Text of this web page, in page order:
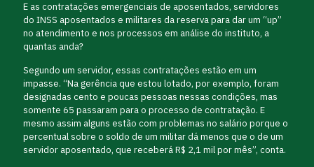
E as contratações emergenciais de aposentados, servidores
do INSS aposentados e militares da reserva para dar um “up”
no atendimento e nos processos em análise do instituto, a
quantas anda?
Segundo um servidor, essas contratações estão em um
impasse. “Na gerência que estou lotado, por exemplo, foram
designadas cento e poucas pessoas nessas condições, mas
somente 65 passaram para o processo de contratação. E
mesmo assim alguns estão com problemas no salário porque o
percentual sobre o soldo de um militar dá menos que o de um
servidor aposentado, que receberá R$ 2,1 mil por mês”, conta.